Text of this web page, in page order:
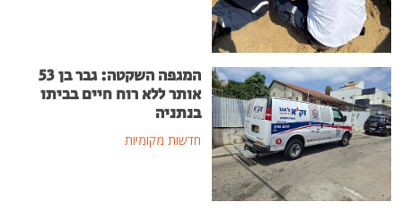
המגפה השקטה: גבר בן 53
אותר ללא רוח חיים בביתו
בנתניה
חדשות מקומיות